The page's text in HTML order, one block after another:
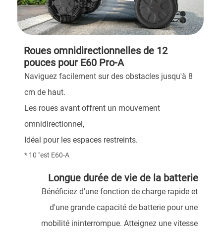
Roues omnidirectionnelles de 12
pouces pour E60 Pro-A
Naviguez facilement sur des obstacles jusqu'à 8
cm de haut.
Les roues avant offrent un mouvement
omnidirectionnel,
Idéal pour les espaces restreints.
* 10 "est E60-A
Longue durée de vie de la batterie
Bénéficiez d'une fonction de charge rapide et
d'une grande capacité de batterie pour une
mobilité ininterrompue. Atteignez une vitesse